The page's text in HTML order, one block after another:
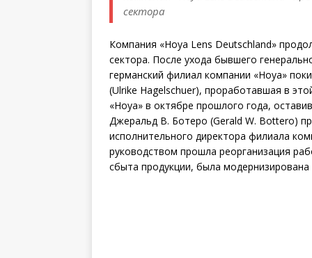
сектора
Компания «Hoya Lens Deutschland»
сектора. После ухода бывшего
германский филиал компании «Hoya»
(Ulrike Hagelschuer), проработавшая в
«Hoya» в октябре прошлого года,
Джеральд В. Ботеро (Gerald W. Bottero)
исполнительного директора филиала
руководством прошла реорганизация
сбыта продукции, была